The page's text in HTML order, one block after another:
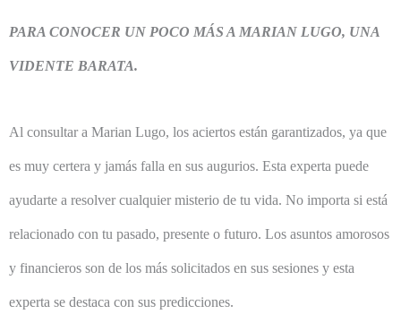
PARA CONOCER UN POCO MÁS A MARIAN LUGO, UNA
VIDENTE BARATA.
Al consultar a Marian Lugo, los aciertos están garantizados, ya que
es muy certera y jamás falla en sus augurios. Esta experta puede
ayudarte a resolver cualquier misterio de tu vida. No importa si está
relacionado con tu pasado, presente o futuro. Los asuntos amorosos
y financieros son de los más solicitados en sus sesiones y esta
experta se destaca con sus predicciones.